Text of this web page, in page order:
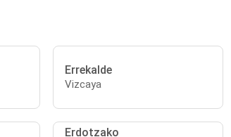
Errekalde
Vizcaya
Erdotzako